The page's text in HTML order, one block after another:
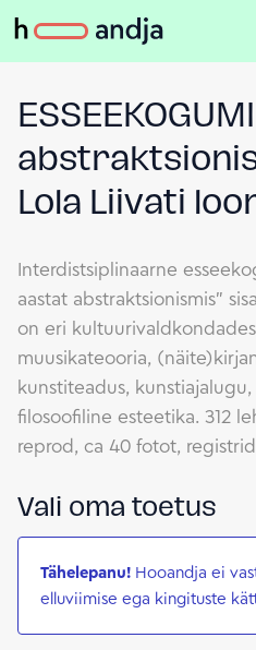
Lola Liivati
Interdistsiplinaarne
aastat abstraktsionismis"
on eri
muusikateooria,
kunstiteadus,
filosoofiline esteetika. 312
reprod, ca 40 fotot,
Vali oma toetus
Tähelepanu! Hooandja ei
elluviimise ega kingituste